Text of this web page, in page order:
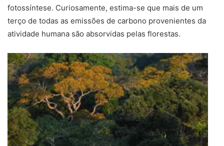
fotossíntese. Curiosamente, estima-se que mais de um
terço de todas as emissões de carbono provenientes da
atividade humana são absorvidas pelas florestas.